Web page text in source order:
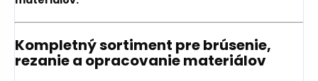
Kompletný sortiment pre brúsenie,
rezanie a opracovanie materiálov